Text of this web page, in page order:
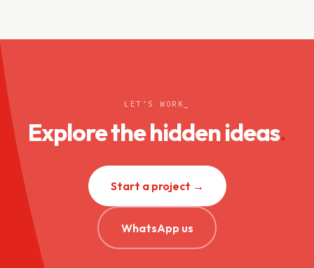
LET’S WORK
Explore the hidden ideas.
Start a project →
WhatsApp us